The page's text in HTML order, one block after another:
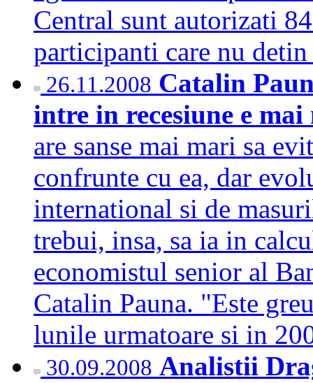
Central sunt autorizati
participanti care nu
26.11.2008 Catalin
intre in recesiune e
are sanse mai mari sa
confrunte cu ea, dar
international si de
trebui, insa, sa ia in
economistul senior al
Catalin Pauna. "Este
lunile urmatoare si in
30.09.2008 Analistii